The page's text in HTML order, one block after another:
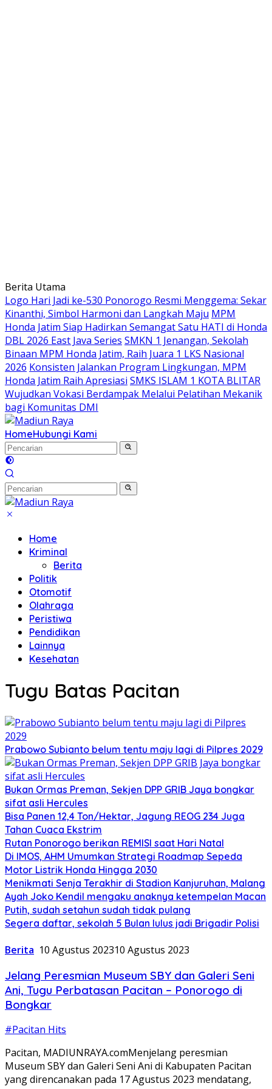
Langsung
ke
konten
Berita Utama
Logo Hari Jadi ke-530 Ponorogo Resmi Menggema: Sekar
Kinanthi, Simbol Harmoni dan Langkah Maju MPM
Honda Jatim Siap Hadirkan Semangat Satu HATI di Honda
DBL 2026 East Java Series SMKN 1 Jenangan, Sekolah
Binaan MPM Honda Jatim, Raih Juara 1 LKS Nasional
2026 Konsisten Jalankan Program Lingkungan, MPM
Honda Jatim Raih Apresiasi SMKS ISLAM 1 KOTA BLITAR
Wujudkan Vokasi Berdampak Melalui Pelatihan Mekanik
bagi Komunitas DMI
HomeHubungi Kami
Home
Kriminal
Berita
Politik
Otomotif
Olahraga
Peristiwa
Pendidikan
Lainnya
Kesehatan
Tugu Batas Pacitan
Prabowo Subianto belum tentu maju lagi di Pilpres 2029
Bukan Ormas Preman, Sekjen DPP GRIB Jaya bongkar
sifat asli Hercules
Bisa Panen 12,4 Ton/Hektar, Jagung REOG 234 Juga
Tahan Cuaca Ekstrim
Rutan Ponorogo berikan REMISI saat Hari Natal
Di IMOS, AHM Umumkan Strategi Roadmap Sepeda
Motor Listrik Honda Hingga 2030
Menikmati Senja Terakhir di Stadion Kanjuruhan, Malang
Ayah Joko Kendil mengaku anaknya ketempelan Macan
Putih, sudah setahun sudah tidak pulang
Segera daftar, sekolah 5 Bulan lulus jadi Brigadir Polisi
Berita 10 Agustus 202310 Agustus 2023
Jelang Peresmian Museum SBY dan Galeri Seni
Ani, Tugu Perbatasan Pacitan – Ponorogo di
Bongkar
#Pacitan Hits
Pacitan, MADIUNRAYA.comMenjelang peresmian
Museum SBY dan Galeri Seni Ani di Kabupaten Pacitan
yang direncanakan pada 17 Agustus 2023 mendatang,